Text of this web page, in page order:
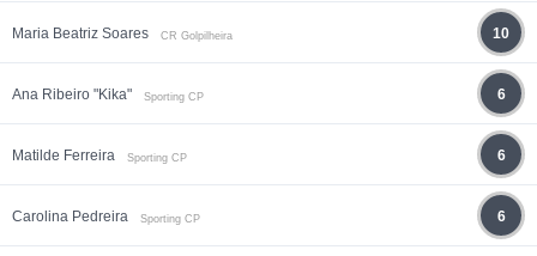
Maria Beatriz Soares CR Golpilheira 10
Ana Ribeiro "Kika" Sporting CP 6
Matilde Ferreira Sporting CP 6
Carolina Pedreira Sporting CP 6